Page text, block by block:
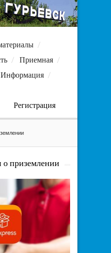
Приемная
Информация
Регистрация
приземлении